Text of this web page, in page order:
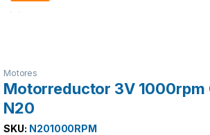
Motores
Motorreductor 3V 1000rpm
N20
SKU: N201000RPM